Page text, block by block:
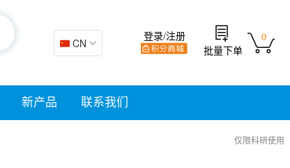
🇨🇳 CN
0
批量下单
登录/注册
新产品 联系我们
仅限科研使用